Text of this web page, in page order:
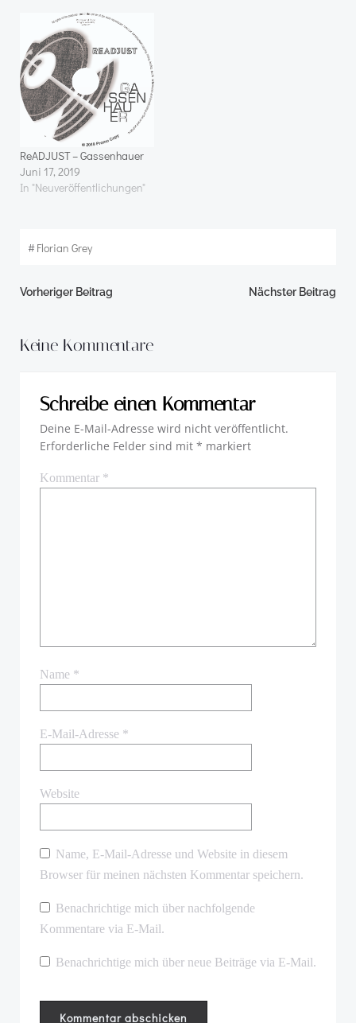
ReADJUST – Gassenhauer
Juni 17, 2019
In "Neuveröffentlichungen"
#Florian Grey
Beitragsnavigation
Vorheriger Beitrag Nächster Beitrag
Keine Kommentare
Schreibe einen Kommentar
Deine E-Mail-Adresse wird nicht veröffentlicht.
Erforderliche Felder sind mit * markiert
Kommentar *
Name *
E-Mail-Adresse *
Website
Name, E-Mail-Adresse und Website in diesem
Browser für meinen nächsten Kommentar speichern.
Benachrichtige mich über nachfolgende
Kommentare via E-Mail.
Benachrichtige mich über neue Beiträge via E-Mail.